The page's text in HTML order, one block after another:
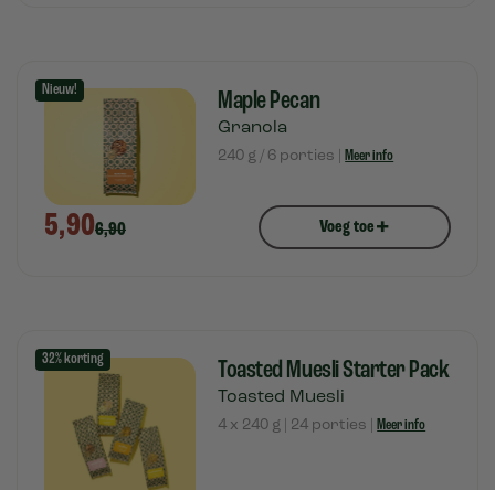
Nieuw! Maple Pecan
Granola
240 g / 6 porties | Meer info
5,906,90 Voeg toe+
32% korting Toasted Muesli Starter Pack
Toasted Muesli
4 x 240 g | 24 porties | Meer info